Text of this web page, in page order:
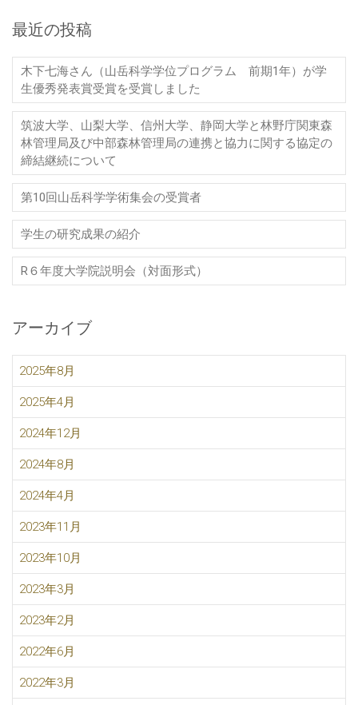
最近の投稿
木下七海さん（山岳科学学位プログラム 前期1年）が学
生優秀発表賞受賞を受賞しました
筑波大学、山梨大学、信州大学、静岡大学と林野庁関東森
林管理局及び中部森林管理局の連携と協力に関する協定の
締結継続について
第10回山岳科学学術集会の受賞者
学生の研究成果の紹介
R６年度大学院説明会（対面形式）
アーカイブ
2025年8月
2025年4月
2024年12月
2024年8月
2024年4月
2023年11月
2023年10月
2023年3月
2023年2月
2022年6月
2022年3月